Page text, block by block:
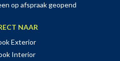
op afspraak geopend
NAAR
Exterior
Interior